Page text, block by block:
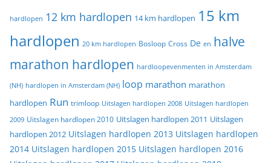
hardlopen 12 km hardlopen 14 km hardlopen 15 km
hardlopen 20 km hardlopen Bosloop Cross De en halve
marathon hardlopen hardloopevenmenten in Amsterdam
(NH) hardlopen in Amsterdam (NH) loop marathon marathon
hardlopen Run trimloop Uitslagen hardlopen 2008 Uitslagen hardlopen
2009 Uitslagen hardlopen 2010 Uitslagen hardlopen 2011 Uitslagen
hardlopen 2012 Uitslagen hardlopen 2013 Uitslagen hardlopen
2014 Uitslagen hardlopen 2015 Uitslagen hardlopen 2016